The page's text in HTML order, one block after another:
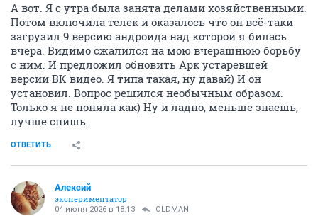
А вот. Я с утра была занята делами хозяйственными.
Потом включила телек и оказалось что он всё-таки
загрузил 9 версию андроида над которой я билась
вчера. Видимо сжалился на мою вчерашнюю борьбу
с ним. И предложил обновить Арк устаревшей
версии ВК видео. Я типа такая, ну давай) И он
установил. Вопрос решился необычным образом.
Только я не поняла как) Ну и ладно, меньше знаешь,
лучше спишь.
ОТВЕТИТЬ
Алексий
экспериментатор
04 июня 2026 в 18:13 OLDMAN